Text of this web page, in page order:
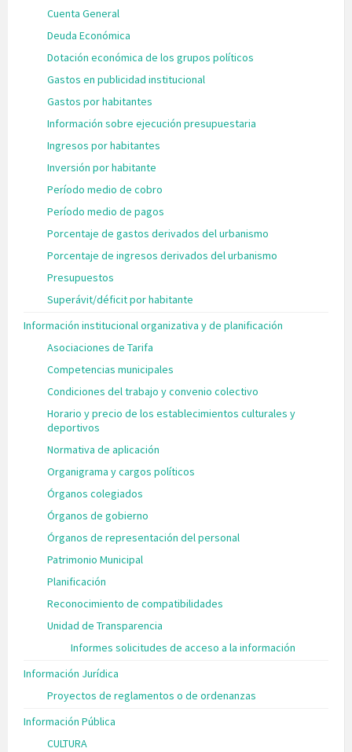
Cuenta General
Deuda Económica
Dotación económica de los grupos políticos
Gastos en publicidad institucional
Gastos por habitantes
Información sobre ejecución presupuestaria
Ingresos por habitantes
Inversión por habitante
Período medio de cobro
Período medio de pagos
Porcentaje de gastos derivados del urbanismo
Porcentaje de ingresos derivados del urbanismo
Presupuestos
Superávit/déficit por habitante
Información institucional organizativa y de planificación
Asociaciones de Tarifa
Competencias municipales
Condiciones del trabajo y convenio colectivo
Horario y precio de los establecimientos culturales y
deportivos
Normativa de aplicación
Organigrama y cargos políticos
Órganos colegiados
Órganos de gobierno
Órganos de representación del personal
Patrimonio Municipal
Planificación
Reconocimiento de compatibilidades
Unidad de Transparencia
Informes solicitudes de acceso a la información
Información Jurídica
Proyectos de reglamentos o de ordenanzas
Información Pública
CULTURA